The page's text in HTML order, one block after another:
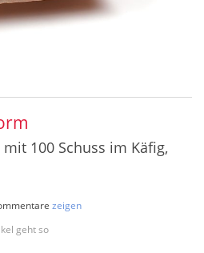
100 Schuss im Käfig,
geht so
zeigen